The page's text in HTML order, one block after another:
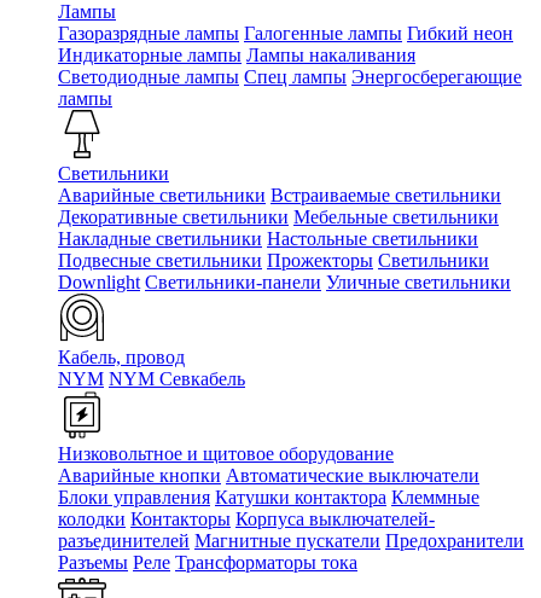
Лампы
Газоразрядные лампы Галогенные лампы Гибкий неон
Индикаторные лампы Лампы накаливания
Светодиодные лампы Спец лампы Энергосберегающие
лампы
Светильники
Аварийные светильники Встраиваемые светильники
Декоративные светильники Мебельные светильники
Накладные светильники Настольные светильники
Подвесные светильники Прожекторы Светильники
Downlight Светильники-панели Уличные светильники
Кабель, провод
NYM NYM Севкабель
Низковольтное и щитовое оборудование
Аварийные кнопки Автоматические выключатели
Блоки управления Катушки контактора Клеммные
колодки Контакторы Корпуса выключателей-
разъединителей Магнитные пускатели Предохранители
Разъемы Реле Трансформаторы тока